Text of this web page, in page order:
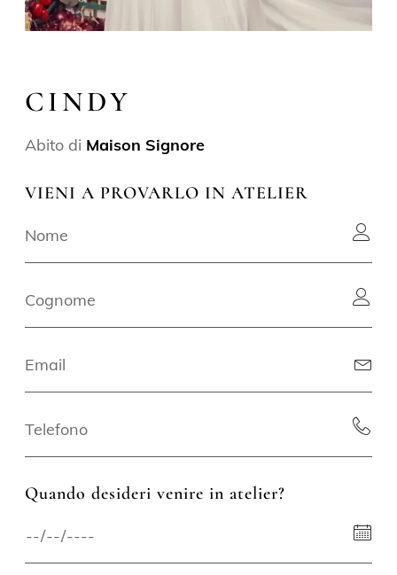
CINDY
Abito di Maison Signore
VIENI A PROVARLO IN ATELIER
Quando desideri venire in atelier?